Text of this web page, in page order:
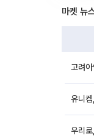
마켓 뉴
유니